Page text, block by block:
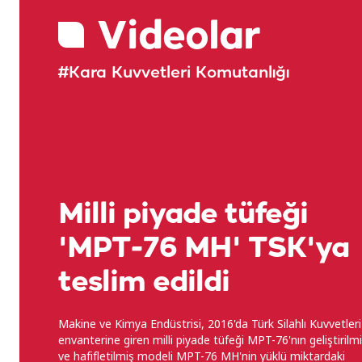
Videolar
#Kara Kuvvetleri Komutanlığı
Milli piyade tüfeği
'MPT-76 MH' TSK'ya
teslim edildi
Makine ve Kimya Endüstrisi, 2016'da Türk Silahlı Kuvvetleri
envanterine giren milli piyade tüfeği MPT-76'nın
ve hafifletilmiş modeli MPT-76 MH'nin yüklü miktardaki